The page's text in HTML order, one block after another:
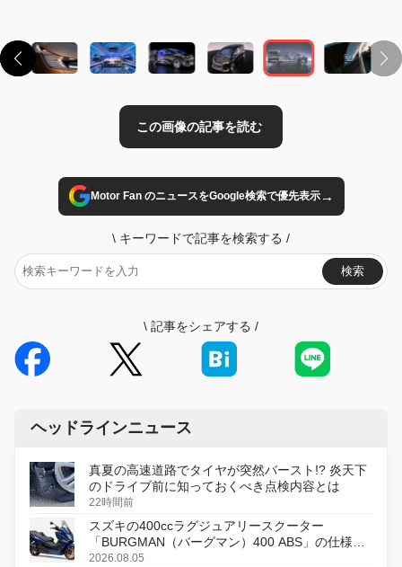
Motor Fan のニュースをGoogle検索で優先表示→
\ キーワードで記事を検索する /
検索
\ 記事をシェアする /
ヘッドラインニュース
真夏の高速道路でタイヤが突然バースト!? 炎天下
のドライブ前に知っておくべき点検内容とは
22時間前
スズキの400ccラグジュアリースクーター
「BURGMAN（バーグマン）400 ABS」の仕様を
変更し、8月18日に発売
2026.08.05